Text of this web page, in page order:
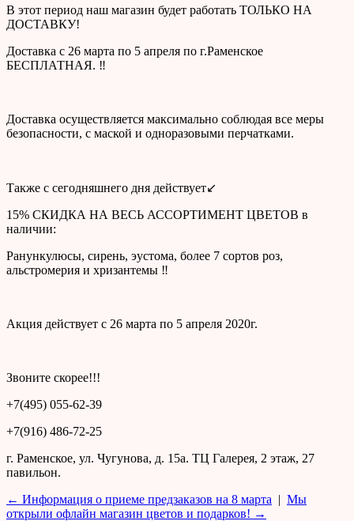
В этот период наш магазин будет работать ТОЛЬКО НА
ДОСТАВКУ!
Доставка с 26 марта по 5 апреля по г.Раменское
БЕСПЛАТНАЯ. ‼
Доставка осуществляется максимально соблюдая все меры
безопасности, с маской и одноразовыми перчатками.
Также с сегодняшнего дня действует↙
15% СКИДКА НА ВЕСЬ АССОРТИМЕНТ ЦВЕТОВ в
наличии:
Ранункулюсы, сирень, эустома, более 7 сортов роз,
альстромерия и хризантемы ‼
Акция действует с 26 марта по 5 апреля 2020г.
Звоните скорее!!!
+7(495) 055-62-39
+7(916) 486-72-25
г. Раменское, ул. Чугунова, д. 15а. ТЦ Галерея, 2 этаж, 27
павильон.
← Информация о приеме предзаказов на 8 марта | Мы
открыли офлайн магазин цветов и подарков! →